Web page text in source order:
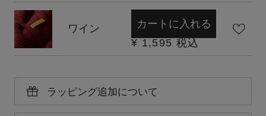
ワイン
¥ 1,595 税込
カートに入れる
ラッピング追加について